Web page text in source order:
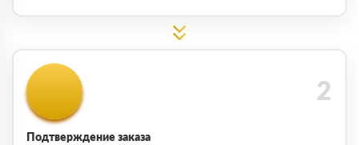
Подтверждение заказа